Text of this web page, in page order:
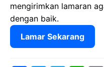
mengirimkan lamaran
dengan baik.
Lamar Sekarang